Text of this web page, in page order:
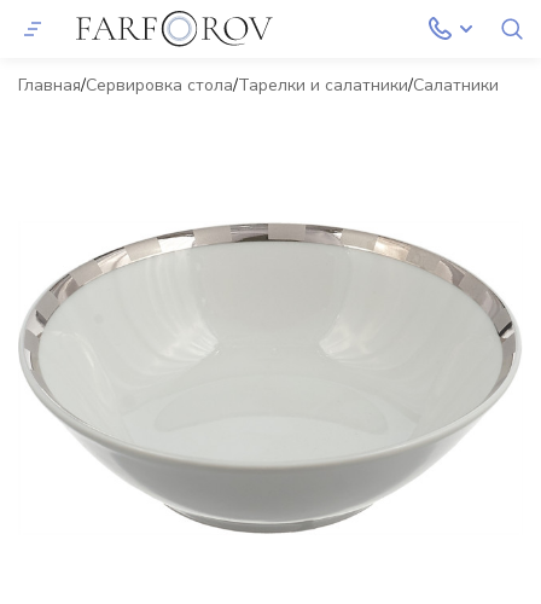
Главная Сервировка стола Тарелки и салатники Салатники